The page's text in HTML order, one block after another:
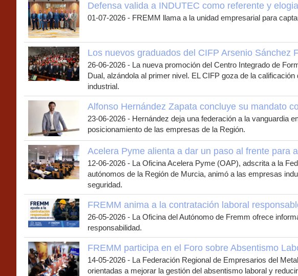
Defensa valida a INDUTEC como referente y
01-07-2026 - FREMM llama a la unidad empresarial para
Los nuevos graduados del CIFP Arsenio
26-06-2026 - La nueva promoción del Centro Integrado de
Dual, alzándola al primer nivel. EL CIFP goza de la
industrial.
Alfonso Hernández Zapata concluye su mandato
23-06-2026 - Hernández deja una federación a la vanguardia
posicionamiento de las empresas de la Región.
Acelera Pyme alienta a dar un paso al frente para
12-06-2026 - La Oficina Acelera Pyme (OAP), adscrita a la
autónomos de la Región de Murcia, animó a las empresas
seguridad.
FREMM anima a la contratación laboral
26-05-2026 - La Oficina del Autónomo de Fremm ofrece
responsabilidad.
FREMM participa en el Foro sobre Absentismo
14-05-2026 - La Federación Regional de Empresarios del
orientadas a mejorar la gestión del absentismo laboral y